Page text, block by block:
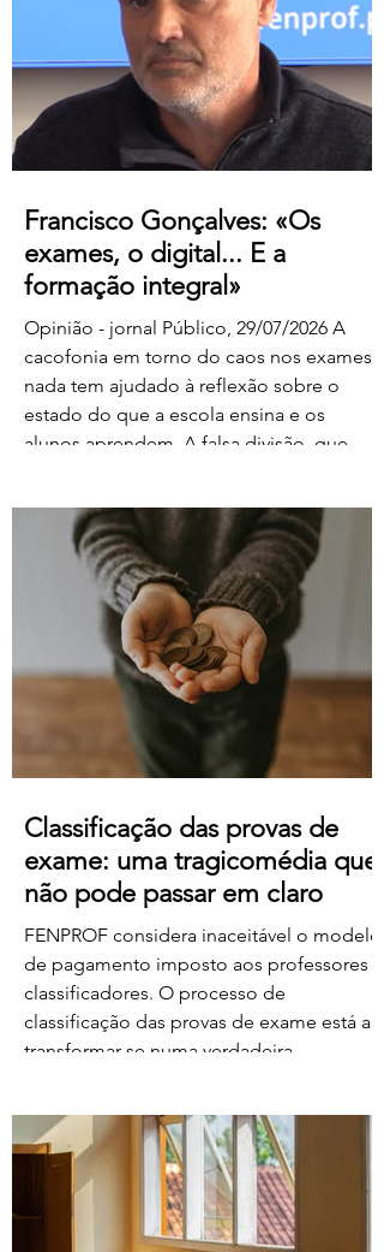
registar classificações num determinado
período de tempo, as provas lhe sejam
retiradas e redistribuídas. Estamos a falar
de professores
Francisco Gonçalves: «Os
exames, o digital... E a
formação integral»
Opinião - jornal Público, 29/07/2026 A
cacofonia em torno do caos nos exames
nada tem ajudado à reflexão sobre o
estado do que a escola ensina e os
alunos aprendem. A falsa divisão, que
e os da ignorância, os do rigor e os do
facilitismo, os da inovação e os
empedernidos – é mais um agente de
confusão. O olhar da FENPROF para este
processo parte, como não podia deixar
de ser, das violações dos
Classificação das provas de
exame: uma tragicomédia que
não pode passar em claro
FENPROF considera inaceitável o modelo
de pagamento imposto aos professores
classificadores. O processo de
classificação das provas de exame está a
transformar-se numa verdadeira
desorganização que marcaram este
processo, o Governo e o Ministério da
Educação, Ciência e Inovação parecem
querer acrescentar uma nova dimensão